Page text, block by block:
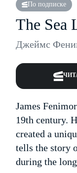
По подписке
The Sea
Джеймс
James
19th century.
created a
tells the story
during the